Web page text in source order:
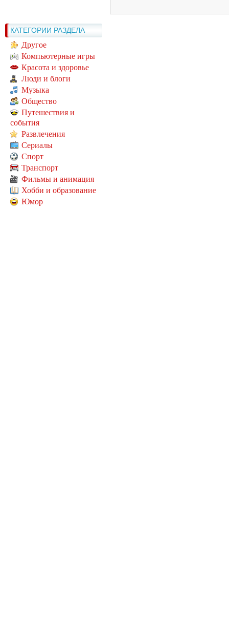
КАТЕГОРИИ РАЗДЕЛА
Другое
Компьютерные игры
Красота и здоровье
Люди и блоги
Музыка
Общество
Путешествия и
события
Развлечения
Сериалы
Спорт
Транспорт
Фильмы и анимация
Хобби и образование
Юмор